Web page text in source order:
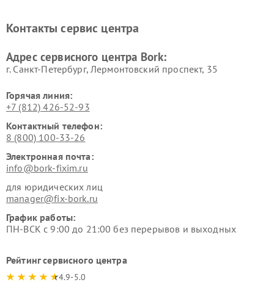
воздуха Bork
Bork
Bork
Контакты сервис центра
Адрес сервисного центра Bork:
г. Санкт-Петербург, Лермонтовский проспект, 35
Горячая линия:
+7 (812) 426-52-93
Контактный телефон:
8 (800) 100-33-26
Электронная почта:
info@bork-fixim.ru
для юридических лиц
manager@fix-bork.ru
График работы:
ПН-ВСК с 9:00 до 21:00 без перерывов и выходных
Рейтинг сервисного центра
4.9-5.0